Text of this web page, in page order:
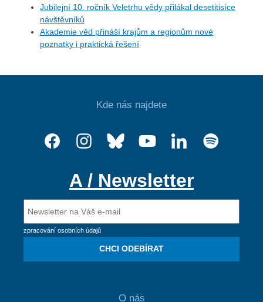
Jubilejní 10. ročník Veletrhu vědy přilákal desetitisíce
návštěvníků
Akademie věd přináší krajům a regionům nové
poznatky i praktická řešení
Kde nás najdete
A / Newsletter
zpracování osobních údajů
CHCI ODEBÍRAT
O nás